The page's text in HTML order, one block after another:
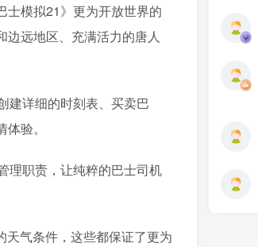
士模拟21》更为开放世界的
远地区、充满活力的唐人
建详细的时刻表、买卖巴
验。
理职责，让纯粹的巴士司机
气条件，这些都保证了更为